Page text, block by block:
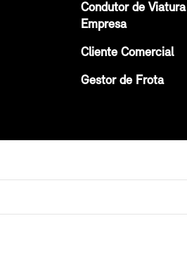
Condutor de
Empresa
Cliente Comercial
Gestor de Frota